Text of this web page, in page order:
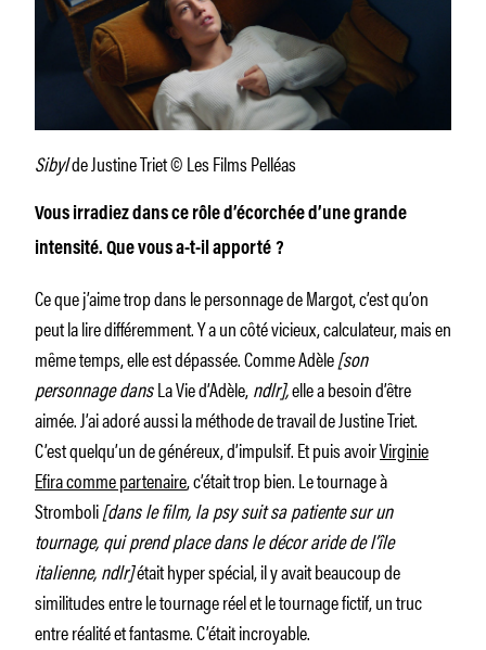
Sibylde Justine Triet © Les Films Pelléas
Vous irradiez dans ce rôle d’écorchée d’une grande
intensité. Que vous a-t-il apporté ?
Ce que j’aime trop dans le personnage de Margot, c’est qu’on
peut la lire différemment. Y a un côté vicieux, calculateur, mais en
même temps, elle est dépassée. Comme Adèle[son
personnage dansLa Vie d’Adèle,ndlr],elle a besoin d’être
aimée. J’ai adoré aussi la méthode de travail de Justine Triet.
C’est quelqu’un de généreux, d’impulsif. Et puis avoirVirginie
Efira comme partenaire, c’était trop bien. Le tournage à
Stromboli[dans le film, la psy suit sa patiente sur un
tournage, qui prend place dans le décor aride de l’île
italienne, ndlr]était hyper spécial, il y avait beaucoup de
similitudes entre le tournage réel et le tournage fictif, un truc
entre réalité et fantasme. C’était incroyable.